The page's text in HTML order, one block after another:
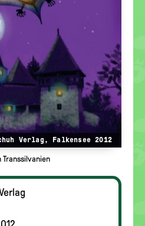
Verlag, Falkensee 2012
Transsilvanien